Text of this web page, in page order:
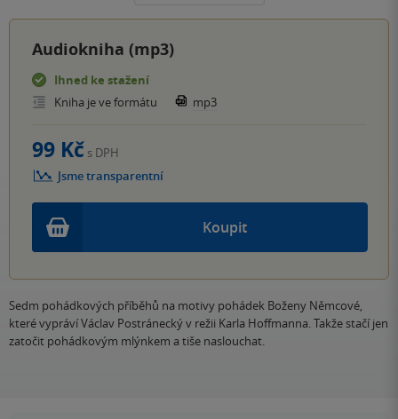
Audiokniha (mp3)
Ihned ke stažení
Kniha je ve formátu
mp3
Koupit
99 Kč s DPH
Jsme transparentní
Sedm pohádkových příběhů na motivy pohádek Boženy Němcové,
které vypráví Václav Postránecký v režii Karla Hoffmanna. Takže stačí jen
zatočit pohádkovým mlýnkem a tiše naslouchat.